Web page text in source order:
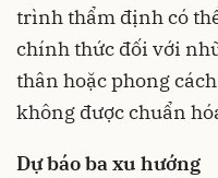
trình thẩm định có
chính thức đối với
thân hoặc phong
không được chuẩn
Dự báo ba xu hướng